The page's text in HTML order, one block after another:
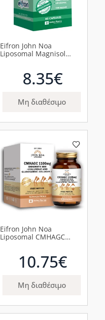
Eifron John Noa
Liposomal Magnisol
8.35€
Μη διαθέσιμο
Eifron John Noa
Liposomal CMHAGC
60κάψουλες10.75€
Μη διαθέσιμο